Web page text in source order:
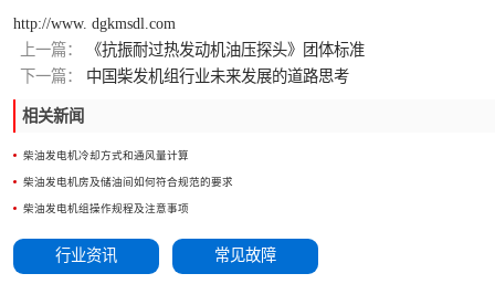
http://www. dgkmsdl.com
上一篇：
《抗振耐过热发动机油压探头》团体标准
下一篇：
中国柴发机组行业未来发展的道路思考
相关新闻
柴油发电机冷却方式和通风量计算
柴油发电机房及储油间如何符合规范的要求
柴油发电机组操作规程及注意事项
行业资讯 常见故障